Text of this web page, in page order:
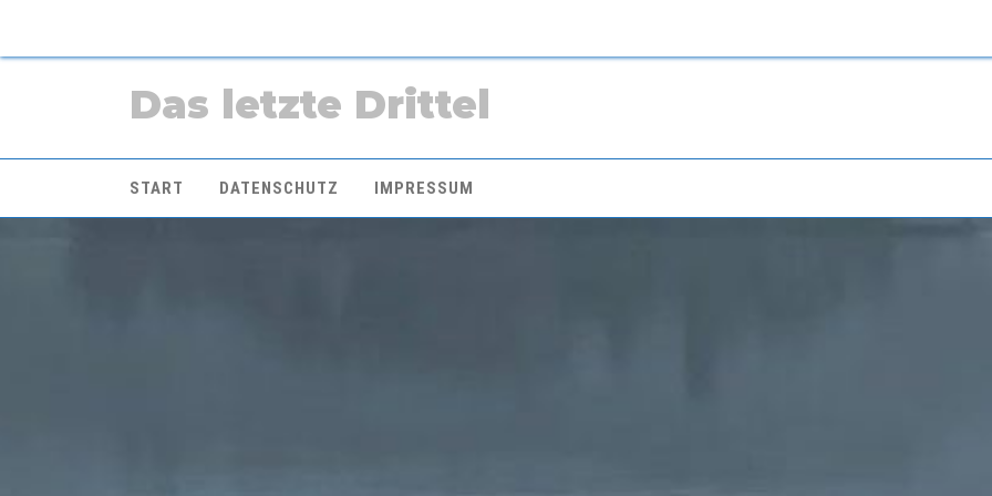
Das letzte Drittel
START DATENSCHUTZ IMPRESSUM